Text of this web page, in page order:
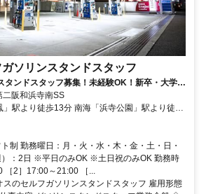
ソリンスタンドスタッフ
ンドスタッフ募集！未経験OK！新卒・大学生
る働き方◎
二阪和浜寺南SS
」駅より徒歩13分 南海「浜寺公園」駅より徒歩
制 勤務曜日：月・火・水・木・金・土・日・
）：2日 ※平日のみOK ※土日祝のみOK 勤務時
［2］17:00～21:00 ［...
スのセルフガソリンスタンドスタッフ 雇用形態